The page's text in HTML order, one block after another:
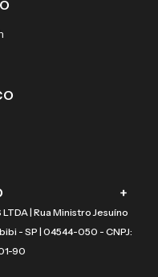
+
LTDA | Rua Ministro Jesuíno
- SP | 04544-050 - CNPJ:
90